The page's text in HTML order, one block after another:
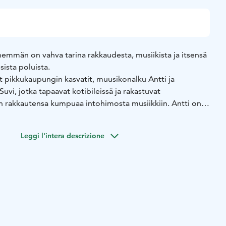
on vahva tarina rakkaudesta, musiikista ja itsensä
poluista.
pikkukaupungin kasvatit, muusikonalku Antti ja
jotka tapaavat kotibileissä ja rakastuvat
rakkautensa kumpuaa intohimosta musiikkiin. Antti on
toteutumattomia unelmiaan. Olivatko he toisilleen
Leggi l'intera descrizione